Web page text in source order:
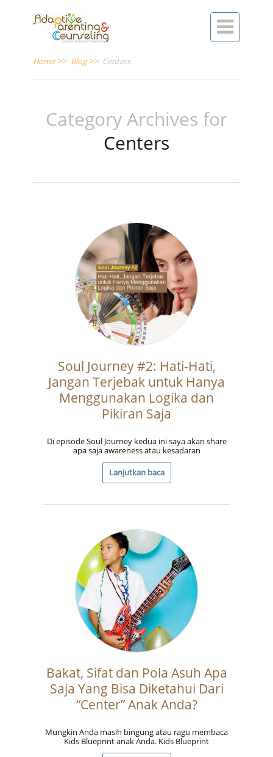

Home >> Blog >> Centers
Category Archives for
Centers
Soul Journey #2: Hati-Hati,
Jangan Terjebak untuk Hanya
Menggunakan Logika dan
Pikiran Saja
Di episode Soul Journey kedua ini saya akan share
apa saja awareness atau kesadaran
Lanjutkan baca
Bakat, Sifat dan Pola Asuh Apa
Saja Yang Bisa Diketahui Dari
“Center” Anak Anda?
Mungkin Anda masih bingung atau ragu membaca
Kids Blueprint anak Anda. Kids Blueprint